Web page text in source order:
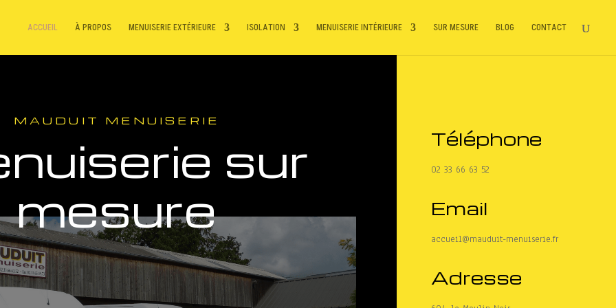
ACCUEIL À PROPOS MENUISERIE EXTÉRIEURE ISOLATION MENUISERIE INTÉRIEURE SUR MESURE BLOG CONTACT
MAUDUIT MENUISERIE
sur
mesure
Téléphone
02 33 66 63 52
Email
accueil@mauduit-menuiserie.fr
Adresse